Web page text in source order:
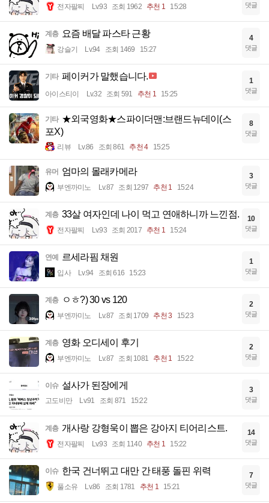
전자팔찌 Lv.93 조회 1962 추천 1 15:28 댓글
계층 요즘 배달 파스타 근황
강슬기 Lv.94 조회 1469 15:27
4
댓글
기타 페이커가 말했습니다.
아이스티이 Lv.32 조회 591 추천 1 15:25
1
댓글
기타 ★외국영화★스파이더맨:브랜드뉴데이(스
포X)
리뷰 Lv.86 조회 861 추천 4 15:25
8
댓글
유머 엄마의 몰래카메라
부엔까미노 Lv.87 조회 1297 추천 1 15:24
3
댓글
계층 33살 여자인데 나이 먹고 연애하니까 느낀점.
전자팔찌 Lv.93 조회 2017 추천 1 15:24
10
댓글
연예 르세라핌 채원
입사 Lv.94 조회 616 15:23
1
댓글
계층 ㅇㅎ?) 30 vs 120
부엔까미노 Lv.87 조회 1709 추천 3 15:23
2
댓글
계층 영화 오디세이 후기
부엔까미노 Lv.87 조회 1081 추천 1 15:22
2
댓글
이슈 설사가 된장에게
고도비만 Lv.91 조회 871 15:22
3
댓글
계층 개사랑 강형욱이 뽑은 강아지 티어리스트.
전자팔찌 Lv.93 조회 1140 추천 1 15:22
14
댓글
이슈 한국 건너뛰고 대만 간 태풍 돌핀 위력
풀소유 Lv.86 조회 1781 추천 1 15:21
7
댓글